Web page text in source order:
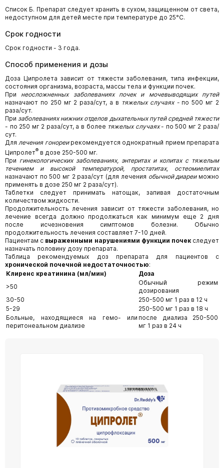
Список Б. Препарат следует хранить в сухом, защищенном от света,
недоступном для детей месте при температуре до 25°С.
Срок годности
Срок годности - 3 года.
Способ применения и дозы
Доза Ципролета зависит от тяжести заболевания, типа инфекции,
состояния организма, возраста, массы тела и функции почек.
При неосложненных заболеваниях почек и мочевыводящих путей
назначают по 250 мг 2 раза/сут, а в тяжелых случаях - по 500 мг 2
раза/сут.
При заболеваниях нижних отделов дыхательных путей средней тяжести
- по 250 мг 2 раза/сут, а в более тяжелых случаях- по 500 мг 2 раза/
сут.
Для лечения гонореирекомендуется однократный прием препарата
Ципролет® в дозе 250-500 мг.
При гинекологических заболеваниях, энтеритах и колитах с тяжелым
течением и высокой температурой, простатитах, остеомиелитах
назначают по 500 мг 2 раза/сут (для лечения обычной диареиможно
применять в дозе 250 мг 2 раза/сут).
Таблетки следует принимать натощак, запивая достаточным
количеством жидкости.
Продолжительность лечения зависит от тяжести заболевания, но
лечение всегда должно продолжаться как минимум еще 2 дня
после исчезновения симптомов болезни. Обычно
продолжительность лечения составляет 7-10 дней.
Пациентам с выраженными нарушениями функции почекследует
назначать половину дозу препарата.
Таблица рекомендуемых доз препарата для пациентов с
хронической почечной недостаточностью:
Клиренс креатинина (мл/мин)
Доза
>50
Обычный режим
дозирования
30-50
250-500 мг 1 раз в 12 ч
5-29
250-500 мг 1 раз в 18 ч
Больные, находящиеся на гемо- или
перитонеальном диализе
после диализа 250-500
мг 1 раз в 24 ч